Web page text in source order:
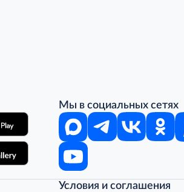
Мы в социальных сетях
Условия и соглашения